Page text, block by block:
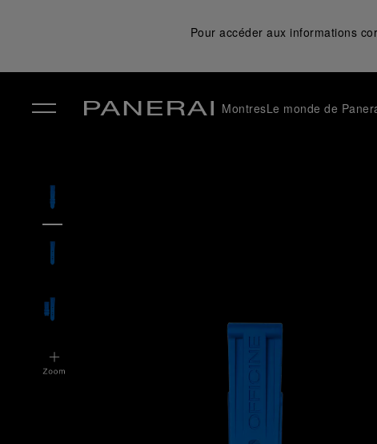
Pour accéder aux informations
MontresLe monde de